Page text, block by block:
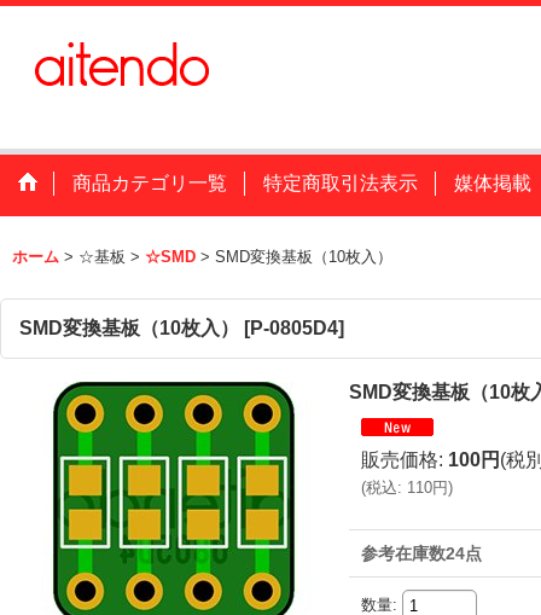
商品カテゴリ一覧 特定商取引法表示 媒体掲載
ホーム > ☆基板 > ☆SMD > SMD変換基板（10枚入）
SMD変換基板（10枚入） [P-0805D4]
SMD変換基板（10枚
販売価格: 100円 (税
(税込: 110円)
参考在庫数24点
数量: